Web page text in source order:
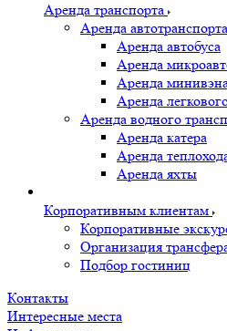
Аренда транспорта
Аренда автотранспорта
Аренда автобуса
Аренда
Аренда
Аренда
Аренда водного
Аренда катера
Аренда
Аренда яхты
Корпоративным клиентам
Корпоративные
Организация
Подбор гостиниц
Контакты
Интересные места